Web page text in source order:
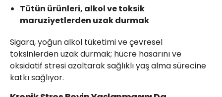
Tütün ürünleri, alkol ve toksik
maruziyetlerden uzak durmak
Sigara, yoğun alkol tüketimi ve çevresel
toksinlerden uzak durmak; hücre hasarını ve
oksidatif stresi azaltarak sağlıklı yaş alma sürecine
katkı sağlıyor.